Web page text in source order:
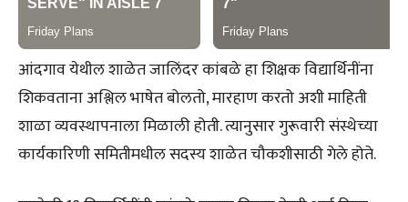
आंदगाव येथील शाळेत जालिंदर कांबळे हा शिक्षक विद्यार्थिनींना
शिकवताना अश्लिल भाषेत बोलतो, मारहाण करतो अशी माहिती
शाळा व्यवस्थापनाला मिळाली होती. त्यानुसार गुरूवारी संस्थेच्या
कार्यकारिणी समितीमधील सदस्य शाळेत चौकशीसाठी गेले होते.